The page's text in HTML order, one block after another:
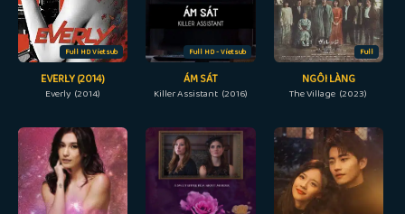
Full HD Vietsub
EVERLY (2014)
Everly (2014)
Full HD - Vietsub
ÁM SÁT
Killer Assistant (2016)
Full
NGÔI LÀNG
The Village (2023)